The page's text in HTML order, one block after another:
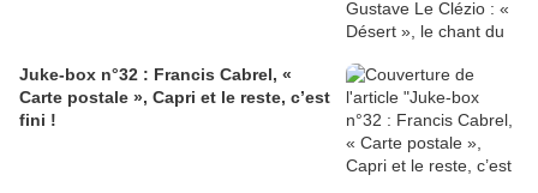
Juke-box n°32 : Francis Cabrel, «
Carte postale », Capri et le reste, c’est
fini !